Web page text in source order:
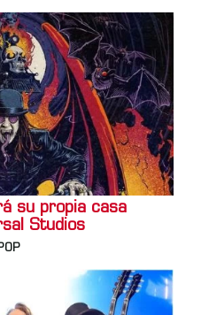
su propia casa
Studios